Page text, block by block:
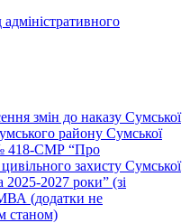
змін до наказу Сумської
району Сумської
№ 418-СМР “Про
захисту Сумської
2025-2027 роки” (зі
(додатки не
станом)